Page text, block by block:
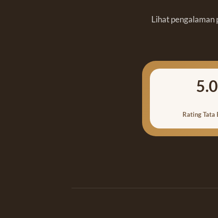
Lihat pengalaman
5.0
Rating Tata